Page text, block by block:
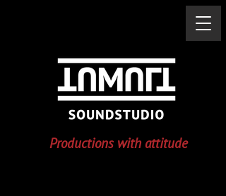
Productions with attitude